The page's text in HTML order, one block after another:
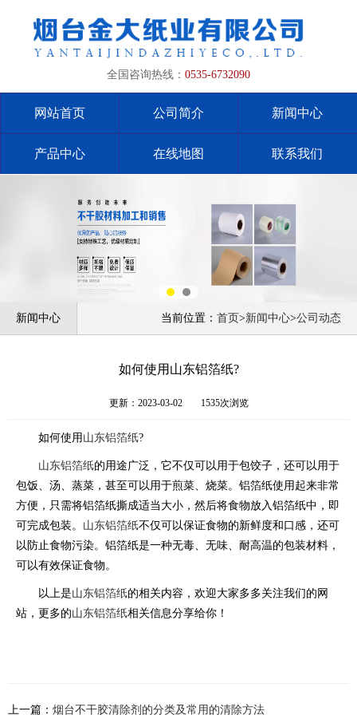
全国咨询热线： 0535-6732090
网站首页 公司简介 新闻中心
产品中心 在线地图 联系我们
新闻中心 当前位置： 首页>新闻中心>公司动态
如何使用山东铝箔纸?
更新：2023-03-02 1535次浏览
如何使用 山东铝箔纸?
山东铝箔纸的用途广泛，它不仅可以用于包饺子，还可以用于
包饭、汤、蒸菜，甚至可以用于煎菜、烧菜。铝箔纸使用起来非常
方便，只需将铝箔纸撕成适当大小，然后将食物放入铝箔纸中，即
可完成包装。 山东铝箔纸不仅可以保证食物的新鲜度和口感，还可
以防止食物污染。铝箔纸是一种无毒、无味、耐高温的包装材料，
可以有效保证食物。
以上是山东铝箔纸的相关内容，欢迎大家多多关注我们的网
站，更多的山东铝箔纸相关信息分享给你！
上一篇： 烟台不干胶清除剂的分类及常用的清除方法